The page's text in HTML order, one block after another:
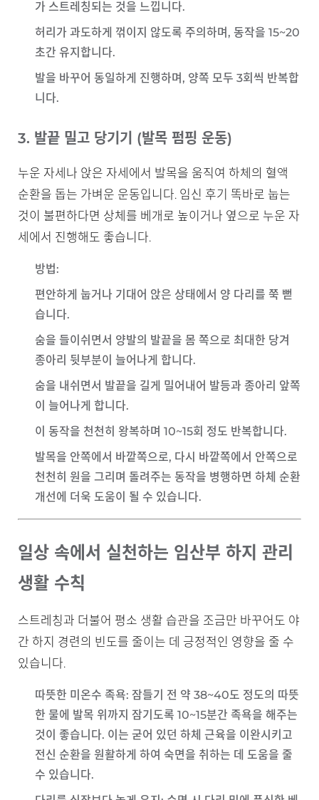
가 스트레칭되는 것을 느낍니다.
허리가 과도하게 꺾이지 않도록 주의하며, 동작을 15~20
초간 유지합니다.
발을 바꾸어 동일하게 진행하며, 양쪽 모두 3회씩 반복합
니다.
3. 발끝 밀고 당기기 (발목 펌핑 운동)
누운 자세나 앉은 자세에서 발목을 움직여 하체의 혈액
순환을 돕는 가벼운 운동입니다. 임신 후기 똑바로 눕는
것이 불편하다면 상체를 베개로 높이거나 옆으로 누운 자
세에서 진행해도 좋습니다.
방법:
편안하게 눕거나 기대어 앉은 상태에서 양 다리를 쭉 뻗
습니다.
숨을 들이쉬면서 양발의 발끝을 몸 쪽으로 최대한 당겨
종아리 뒷부분이 늘어나게 합니다.
숨을 내쉬면서 발끝을 길게 밀어내어 발등과 종아리 앞쪽
이 늘어나게 합니다.
이 동작을 천천히 왕복하며 10~15회 정도 반복합니다.
발목을 안쪽에서 바깥쪽으로, 다시 바깥쪽에서 안쪽으로
천천히 원을 그리며 돌려주는 동작을 병행하면 하체 순환
개선에 더욱 도움이 될 수 있습니다.
일상 속에서 실천하는 임산부 하지 관리
생활 수칙
스트레칭과 더불어 평소 생활 습관을 조금만 바꾸어도 야
간 하지 경련의 빈도를 줄이는 데 긍정적인 영향을 줄 수
있습니다.
따뜻한 미온수 족욕: 잠들기 전 약 38~40도 정도의 따뜻
한 물에 발목 위까지 잠기도록 10~15분간 족욕을 해주는
것이 좋습니다. 이는 굳어 있던 하체 근육을 이완시키고
전신 순환을 원활하게 하여 숙면을 취하는 데 도움을 줄
수 있습니다.